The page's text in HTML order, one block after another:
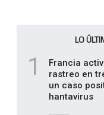
LO
1
Francia
rastreo en
un caso
hantavirus